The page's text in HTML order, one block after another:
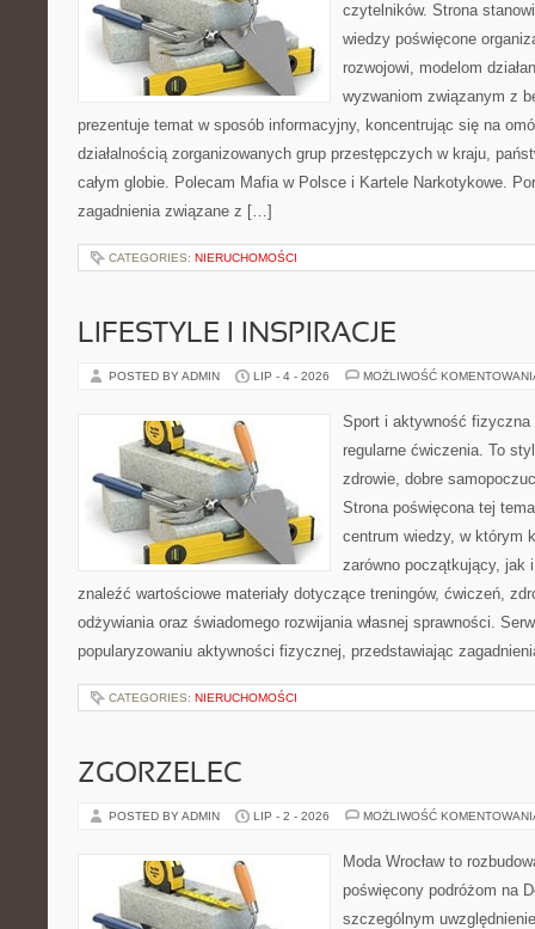
czytelników. Strona
wiedzy poświęcone
rozwojowi, modelom
wyzwaniom związanym z
prezentuje temat w sposób informacyjny, koncentrując się na
działalnością zorganizowanych grup przestępczych w kraju,
całym globie. Polecam Mafia w Polsce i Kartele Narkotykowe.
zagadnienia związane z […]
CATEGORIES: NIERUCHOMOŚCI
LIFESTYLE I INSPIRACJE
POSTED BY ADMIN LIP - 4 - 2026 MOŻLIWOŚĆ
Sport i aktywność
regularne ćwiczenia. To
zdrowie, dobre
Strona poświęcona tej
centrum wiedzy, w którym
zarówno początkujący, jak
znaleźć wartościowe materiały dotyczące treningów, ćwiczeń,
odżywiania oraz świadomego rozwijania własnej sprawności.
popularyzowaniu aktywności fizycznej, przedstawiając
CATEGORIES: NIERUCHOMOŚCI
ZGORZELEC
POSTED BY ADMIN LIP - 2 - 2026 MOŻLIWOŚĆ
Moda Wrocław to
poświęcony podróżom na
szczególnym